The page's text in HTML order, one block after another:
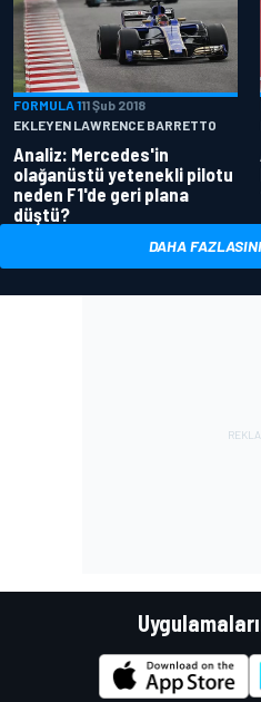
FORMULA 111 Şub 2018
EKLEYEN LAWRENCE BARRETTO
Analiz: Mercedes'in
olağanüstü yetenekli pilotu
neden F1'de geri plana
düştü?
DAHA